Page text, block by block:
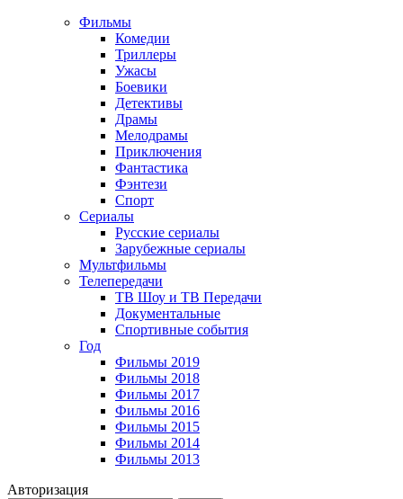
Фильмы
Комедии
Триллеры
Ужасы
Боевики
Детективы
Драмы
Мелодрамы
Приключения
Фантастика
Фэнтези
Спорт
Сериалы
Русские сериалы
Зарубежные сериалы
Мультфильмы
Телепередачи
ТВ Шоу и ТВ Передачи
Документальные
Спортивные события
Год
Фильмы 2019
Фильмы 2018
Фильмы 2017
Фильмы 2016
Фильмы 2015
Фильмы 2014
Фильмы 2013
Авторизация